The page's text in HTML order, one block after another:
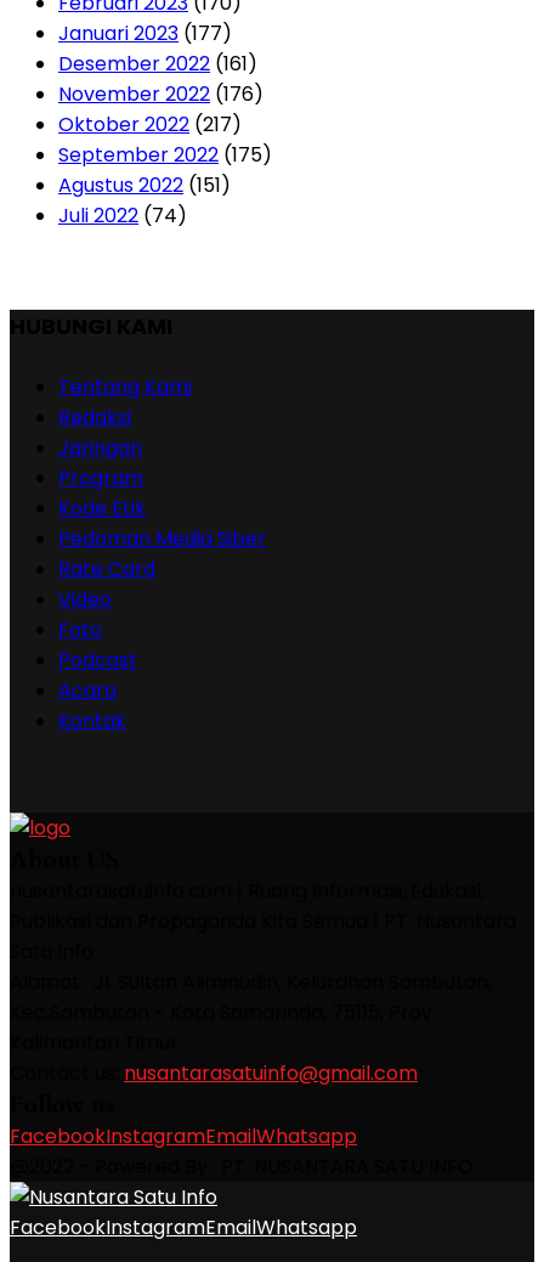
Januari 2023 (177)
Desember 2022 (161)
November 2022 (176)
Oktober 2022 (217)
September 2022 (175)
Agustus 2022 (151)
Juli 2022 (74)
Tentang Kami
Redaksi
Jaringan
Program
Kode Etik
Pedoman Media Siber
Rate Card
Video
Foto
Podcast
Acara
Kontak
nusantarasatuinfo@gmail.com
FacebookInstagramEmailWhatsapp
FacebookInstagramEmailWhatsapp